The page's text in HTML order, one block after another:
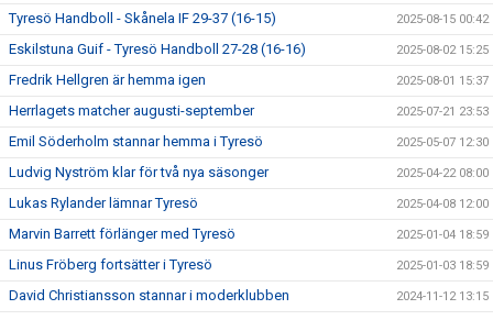
Tyresö Handboll - Skånela IF 29-37 (16-15) 2025-08-15 00:42
Eskilstuna Guif - Tyresö Handboll 27-28 (16-16) 2025-08-02 15:25
Fredrik Hellgren är hemma igen 2025-08-01 15:37
Herrlagets matcher augusti-september 2025-07-21 23:53
Emil Söderholm stannar hemma i Tyresö 2025-05-07 12:30
Ludvig Nyström klar för två nya säsonger 2025-04-22 08:00
Lukas Rylander lämnar Tyresö 2025-04-08 12:00
Marvin Barrett förlänger med Tyresö 2025-01-04 18:59
Linus Fröberg fortsätter i Tyresö 2025-01-03 18:59
David Christiansson stannar i moderklubben 2024-11-12 13:15